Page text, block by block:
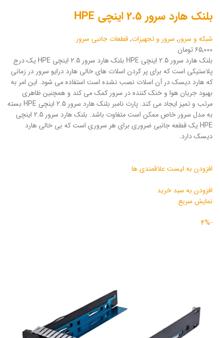
بلنک هارد سرور 2.5 اینچی HPE
شبکه و سرور, سرور و تجهیزات,قطعات جانبی سرور
۶۵,۰۰۰ تومان
بلنک هارد سرور 2.5 اینچی HPE بلنک هارد سرور 2.5 اینچی HPE یک درج
پلاستیکی است که برای پر کردن اسلات های خالی هارد درایو سرور در زمانی
که هارد دیسک در آن اسلات نصب نشده است استفاده می شود. این امر به
بهبود جریان هوا و خنک کننده در سرور کمک می کند و همچنین ظاهری
مرتب و تمیز ایجاد می کند. پارت نامبر بلنک هارد سرور 2.5 اینچی HPE بسته
به مدل سرور خاص ممکن است متفاوت باشد. بلنک هارد سرور 2.5 اینچی
HPE یک قطعه جانبی ضروری برای هر سروری است که بی خالی هارد
دیسک دارد.
افزودن به لیست علاقمندی ها
افزودن به سبد خرید
نمایش سریع
-4%